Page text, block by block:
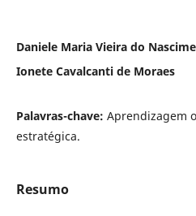
Daniele Maria Vieira do
Ionete Cavalcanti de Moraes
Palavras-chave: Aprendizagem
estratégica.
Resumo